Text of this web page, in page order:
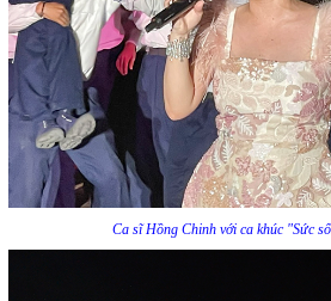
Ca sĩ Hồng Chinh với ca khúc "Sức